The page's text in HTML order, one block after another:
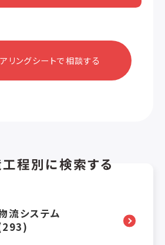
リングシートで相談する
程別に検索する
流システム